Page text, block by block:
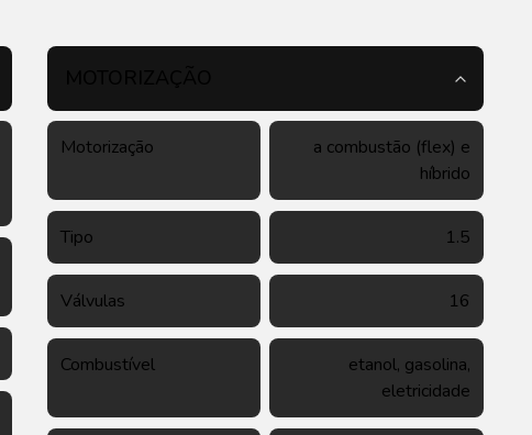
Motorização
a combustão (flex) e
híbrido
Tipo 1.5
Válvulas 16
Combustível
etanol, gasolina,
eletricidade